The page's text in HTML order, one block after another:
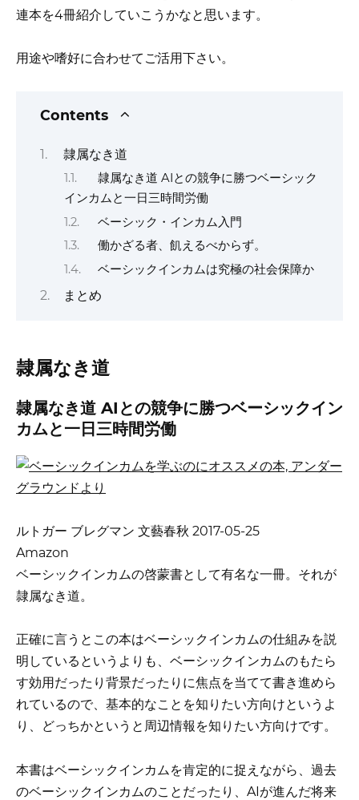
連本を4冊紹介していこうかなと思います。
用途や嗜好に合わせてご活用下さい。
Contents
隷属なき道
隷属なき道 AIとの競争に勝つベーシック
インカムと一日三時間労働
ベーシック・インカム入門
働かざる者、飢えるべからず。
ベーシックインカムは究極の社会保障か
まとめ
隷属なき道
隷属なき道 AIとの競争に勝つベーシックイン
カムと一日三時間労働
ルトガー ブレグマン 文藝春秋 2017-05-25
Amazon
ベーシックインカムの啓蒙書として有名な一冊。それが
隷属なき道。
正確に言うとこの本はベーシックインカムの仕組みを説
明しているというよりも、ベーシックインカムのもたら
す効用だったり背景だったりに焦点を当てて書き進めら
れているので、基本的なことを知りたい方向けというよ
り、どっちかというと周辺情報を知りたい方向けです。
本書はベーシックインカムを肯定的に捉えながら、過去
のベーシックインカムのことだったり、AIが進んだ将来